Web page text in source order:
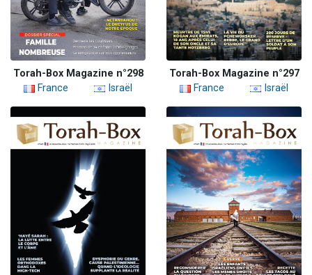
Torah-Box Magazine n°298
France
Israël
Torah-Box Magazine n°297
France
Israël